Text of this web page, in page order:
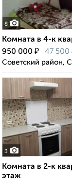
8
Комната в 4-к
950 000 ₽ 47 500
Советский район,
3
Комната в 2-к
этаж